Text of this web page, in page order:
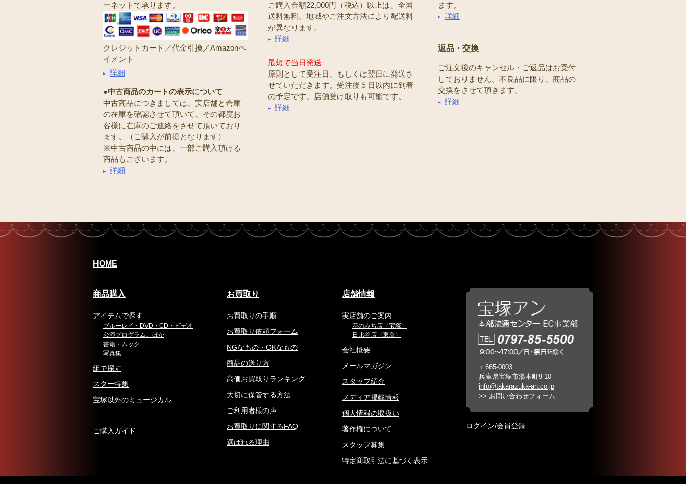
ーネットで承ります。
クレジットカード／代金引換／Amazonペ
イメント
詳細
●中古商品のカートの表示について
中古商品につきましては、実店舗と倉庫
の在庫を確認させて頂いて、その都度お
客様に在庫のご連絡をさせて頂いており
ます。（ご購入が前提となります）
※中古商品の中には、一部ご購入頂ける
商品もございます。
詳細
ご購入金額22,000円（税込）以上は、全国
送料無料。地域やご注文方法により配送料
が異なります。
詳細
最短で当日発送
原則として受注日、もしくは翌日に発送さ
せていただきます。受注後５日以内に到着
の予定です。店舗受け取りも可能です。
詳細
ます。
詳細
返品・交換
ご注文後のキャンセル・ご返品はお受付
しておりません。不良品に限り、商品の
交換をさせて頂きます。
詳細
HOME
商品購入
アイテムで探す
ブルーレイ・DVD・CD・ビデオ
公演プログラム、ほか
書籍・ムック
写真集
組で探す
スター特集
宝塚以外のミュージカル
ご購入ガイド
お買取り
お買取りの手順
お買取り依頼フォーム
NGなもの・OKなもの
商品の送り方
高価お買取りランキング
大切に保管する方法
ご利用者様の声
お買取りに関するFAQ
選ばれる理由
店舗情報
実店舗のご案内
花のみち店（宝塚）
日比谷店（東京）
会社概要
メールマガジン
スタッフ紹介
メディア掲載情報
個人情報の取扱い
著作権について
スタッフ募集
特定商取引法に基づく表示
〒665-0003
兵庫県宝塚市湯本町9-10
info@takarazuka-an.co.jp
>> お問い合わせフォーム
ログイン/会員登録